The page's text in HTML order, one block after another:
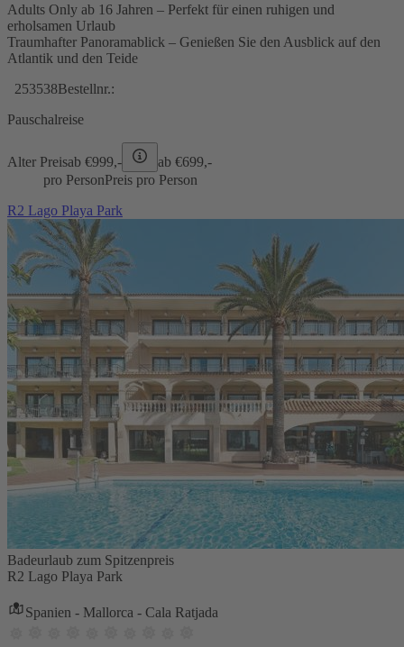
Adults Only ab 16 Jahren – Perfekt für einen ruhigen und
erholsamen Urlaub
Traumhafter Panoramablick – Genießen Sie den Ausblick auf den
Atlantik und den Teide
253538Bestellnr.:
Pauschalreise
Alter Preisab €999,- ab €699,-
pro PersonPreis pro Person
R2 Lago Playa Park
Badeurlaub zum Spitzenpreis
R2 Lago Playa Park
Spanien - Mallorca - Cala Ratjada